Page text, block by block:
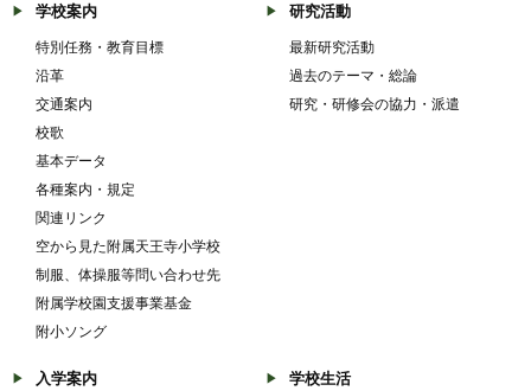
学校案内
特別任務・教育目標
沿革
交通案内
校歌
基本データ
各種案内・規定
関連リンク
空から見た附属天王寺小学校
制服、体操服等問い合わせ先
附属学校園支援事業基金
附小ソング
研究活動
最新研究活動
過去のテーマ・総論
研究・研修会の協力・派遣
入学案内 学校生活